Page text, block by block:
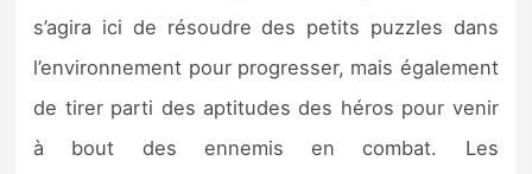
s’agira ici de résoudre des petits puzzles dans
l’environnement pour progresser, mais également
de tirer parti des aptitudes des héros pour venir
à bout des ennemis en combat. Les